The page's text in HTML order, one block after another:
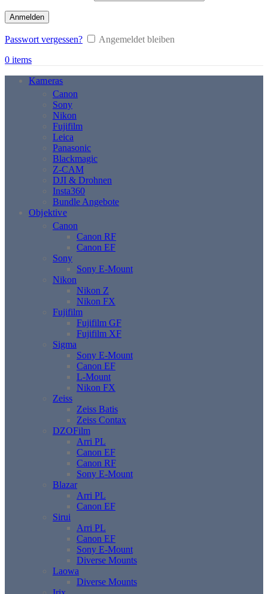
Anmelden
Passwort vergessen?
Angemeldet bleiben
0 items
Kameras
Canon
Sony
Nikon
Fujifilm
Leica
Panasonic
Blackmagic
Z-CAM
DJI & Drohnen
Insta360
Bundle Angebote
Objektive
Canon
Canon RF
Canon EF
Sony
Sony E-Mount
Nikon
Nikon Z
Nikon FX
Fujifilm
Fujifilm GF
Fujifilm XF
Sigma
Sony E-Mount
Canon EF
L-Mount
Nikon FX
Zeiss
Zeiss Batis
Zeiss Contax
DZOFilm
Arri PL
Canon EF
Canon RF
Sony E-Mount
Blazar
Arri PL
Canon EF
Sirui
Arri PL
Canon EF
Sony E-Mount
Diverse Mounts
Laowa
Diverse Mounts